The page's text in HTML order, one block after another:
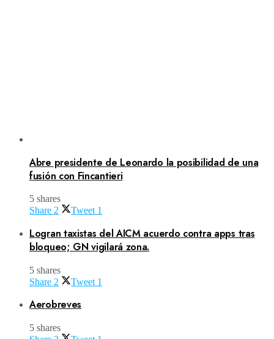
Abre presidente de Leonardo la posibilidad de una
fusión con Fincantieri
5 shares
Share 2 Tweet 1
Logran taxistas del AICM acuerdo contra apps tras
bloqueo; GN vigilará zona.
5 shares
Share 2 Tweet 1
Aerobreves
5 shares